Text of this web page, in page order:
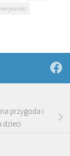
przygoda i
dzieci